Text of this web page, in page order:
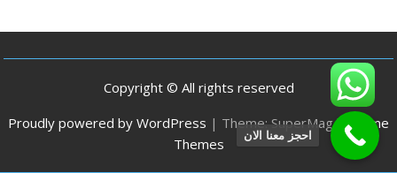
Copyright © All rights reserved
Proudly powered by WordPress | Theme: SuperMag by
Acme
Themes
احجز معنا الان